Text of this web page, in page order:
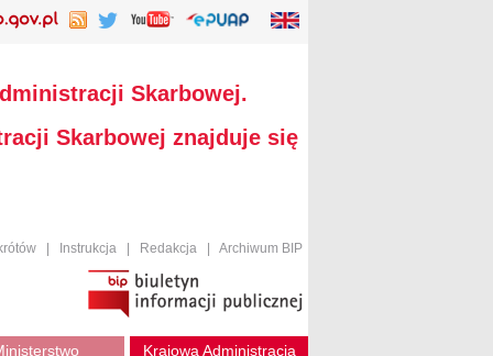
Skarbowej.
Skarbowej znajduje się
Instrukcja Redakcja Archiwum BIP
Krajowa Administracja